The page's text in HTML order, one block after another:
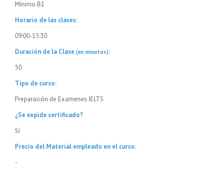
Mínimo B1
Horario de las clases:
09:00-15:30
Duración de la Clase (en minutos):
50
Tipo de curso:
Preparación de Examenes IELTS
¿Se expide certificado?
Sí
Precio del Material empleado en el curso:
-